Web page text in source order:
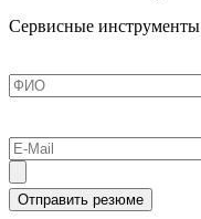
Сервисные инструменты
Отправить резюме